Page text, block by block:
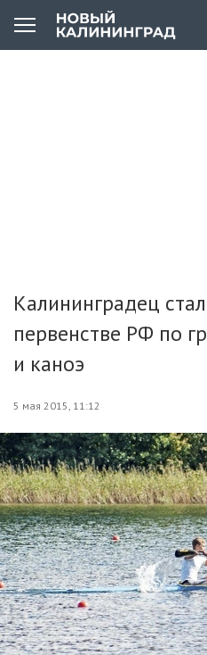
Калининградец
первенстве РФ по
и каноэ
5 мая 2015, 11:12